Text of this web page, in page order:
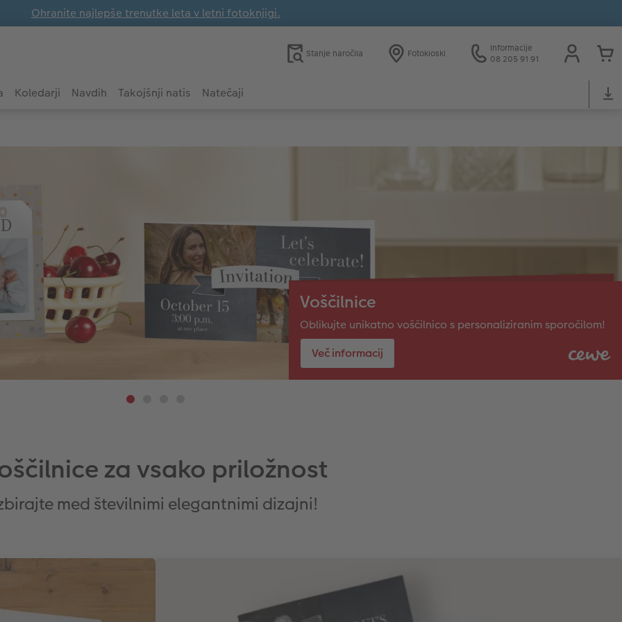
Ohranite najlepše trenutke leta v letni fotoknjigi.
Stanje naročila Fotokioski
Informacije
08 205 91 91
Koledarji Navdih Takojšnji natis Natečaji
Voščilnice
Oblikujte unikatno voščilnico s personaliziranim sporočilom!
Več informacij
za vsako priložnost
med številnimi elegantnimi dizajni!